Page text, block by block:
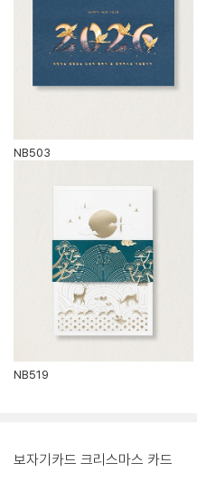
NB503
NB519
보자기카드 크리스마스 카드